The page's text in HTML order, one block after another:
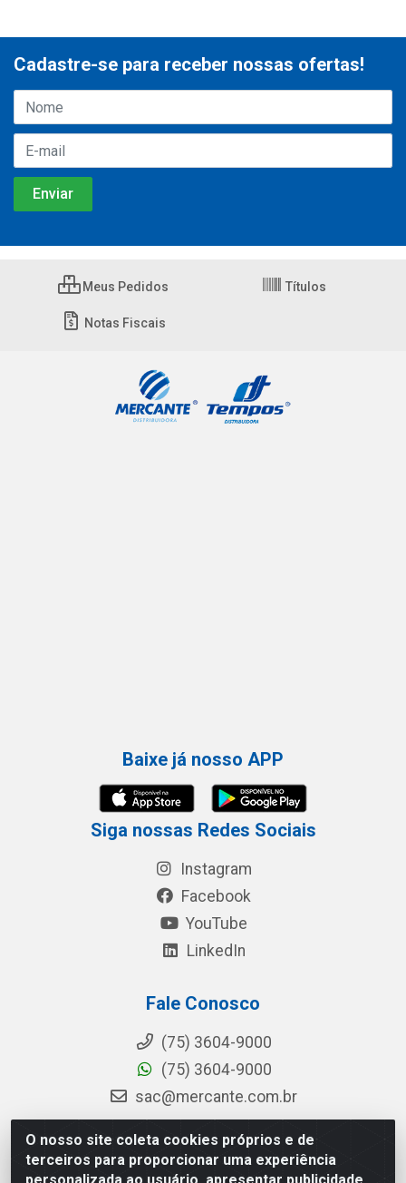
O nosso site coleta cookies próprios e de
terceiros para proporcionar uma experiência
Cadastre-se para receber nossas ofertas!
Meus Pedidos Títulos
Notas Fiscais
Baixe já nosso APP
Siga nossas Redes Sociais
Instagram
Facebook
YouTube
LinkedIn
Fale Conosco
(75) 3604-9000
(75) 3604-9000
sac@mercante.com.br
Mercante Distribuidora - Rua Mercante, 699 - Aviário, Feira de